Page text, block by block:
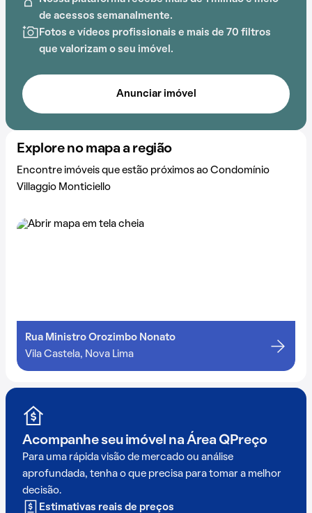
A proximidade com Faculdade de Direito Milton
Campos (FDMC) e Biocor Instituto adiciona
praticidade a essa experiência.
de acessos semanalmente.
Fotos e vídeos profissionais e mais de 70 filtros
que valorizam o seu imóvel.
Anunciar imóvel
Explore no mapa a região
Encontre imóveis que estão próximos ao Condomínio
Villaggio Monticiello
Rua Ministro Orozimbo Nonato
Vila Castela, Nova Lima
Acompanhe seu imóvel na Área QPreço
Para uma rápida visão de mercado ou análise
aprofundada, tenha o que precisa para tomar a melhor
decisão.
Estimativas reais de preços